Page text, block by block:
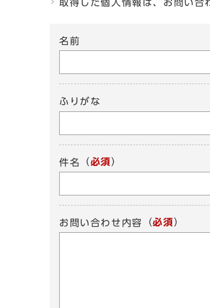
取得した個人情報は、お問い
名前
ふりがな
件名 （必須）
お問い合わせ内容 （必須）